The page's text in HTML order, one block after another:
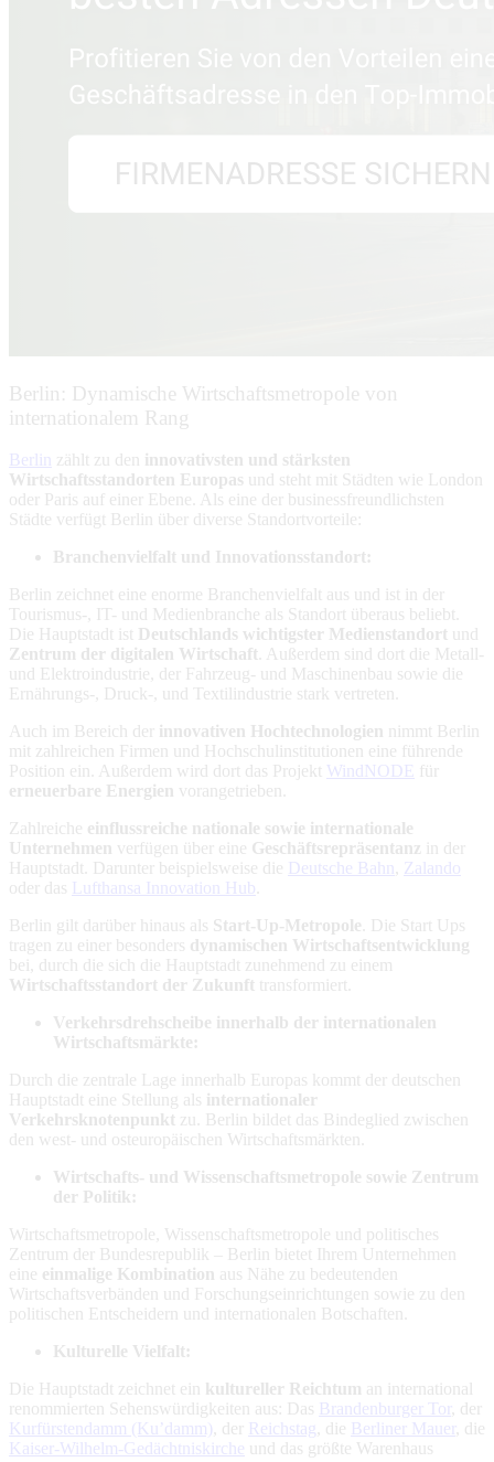
Berlin: Dynamische Wirtschaftsmetropole von
internationalem Rang
Berlin zählt zu den
innovativsten und stärksten
Wirtschaftsstandorten Europas und steht mit Städten wie London
oder Paris auf einer Ebene. Als eine der businessfreundlichsten
Städte verfügt Berlin über diverse Standortvorteile:
Branchenvielfalt und Innovationsstandort:
Berlin zeichnet eine enorme Branchenvielfalt aus und ist in der
Tourismus-, IT- und Medienbranche als Standort überaus beliebt.
Die Hauptstadt ist Deutschlands wichtigster Medienstandort und
Zentrum der digitalen Wirtschaft
. Außerdem sind dort die Metall-
und Elektroindustrie, der Fahrzeug- und Maschinenbau sowie die
Ernährungs-, Druck-, und Textilindustrie stark vertreten.
Auch im Bereich der innovativen Hochtechnologien nimmt Berlin
mit zahlreichen Firmen und Hochschulinstitutionen eine führende
Position ein. Außerdem wird dort das Projekt WindNODE
für
erneuerbare Energien vorangetrieben.
Zahlreiche einflussreiche nationale sowie internationale
Unternehmen verfügen über eine Geschäftsrepräsentanz in der
Hauptstadt. Darunter beispielsweise die Deutsche Bahn
Zalando
oder das Lufthansa Innovation Hub
Berlin gilt darüber hinaus als Start-Up-Metropole . Die Start Ups
tragen zu einer besonders dynamischen Wirtschaftsentwicklung
bei, durch die sich die Hauptstadt zunehmend zu einem
Wirtschaftsstandort der Zukunft transformiert.
Verkehrsdrehscheibe innerhalb der internationalen
Wirtschaftsmärkte:
Durch die zentrale Lage innerhalb Europas kommt der deutschen
Hauptstadt eine Stellung als internationaler
Verkehrsknotenpunkt zu. Berlin bildet das Bindeglied zwischen
den west- und osteuropäischen Wirtschaftsmärkten.
Wirtschafts- und Wissenschaftsmetropole sowie Zentrum
der Politik:
Wirtschaftsmetropole, Wissenschaftsmetropole und politisches
Zentrum der Bundesrepublik – Berlin bietet Ihrem Unternehmen
eine einmalige Kombination aus Nähe zu bedeutenden
Wirtschaftsverbänden und Forschungseinrichtungen sowie zu den
politischen Entscheidern und internationalen Botschaften.
Kulturelle Vielfalt:
Die Hauptstadt zeichnet ein kultureller Reichtum an international
renommierten Sehenswürdigkeiten aus: Das Brandenburger Tor
, der
Kurfürstendamm (Ku’damm) , der Reichstag , die Berliner Mauer
, die
Kaiser-Wilhelm-Gedächtniskirche und das größte Warenhaus